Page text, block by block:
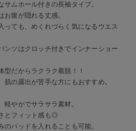
サムホール付きの長袖タイプ。
お腹が隠れる丈感。
っても、めくれづらく気になるウエス
ンツはクロッチ付きでインナーショー
型だからラクラク着脱！！
の露出が苦手な方にもおすすめ。
やかでサラサラ素材。
とフィット感も◎
のパッドを入れることも可能。